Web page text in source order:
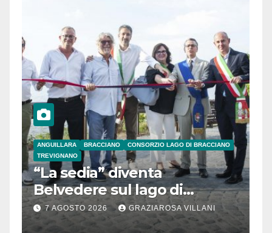
ANGUILLARA BRACCIANO
CONSORZIO LAGO DI BRACCIANO
TREVIGNANO
“La sedia” diventa
Belvedere sul lago di
Bracciano: ieri
l’inaugurazione
7 AGOSTO 2026 GRAZIAROSA VILLANI